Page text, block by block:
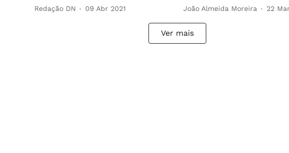
Redação DN 09 Abr 2021 João Almeida Moreira 22
Ver mais